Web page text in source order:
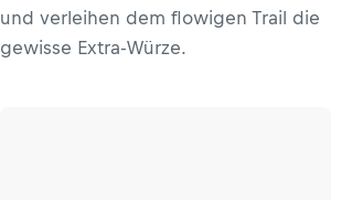
und verleihen dem flowigen Trail die
gewisse Extra-Würze.